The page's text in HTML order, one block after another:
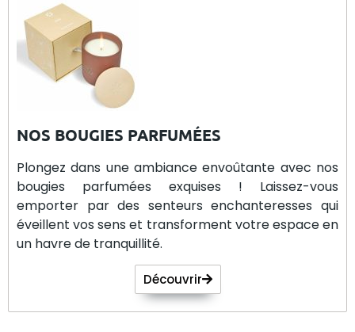
NOS BOUGIES PARFUMÉES
Plongez dans une ambiance envoûtante avec nos
bougies parfumées exquises ! Laissez-vous
emporter par des senteurs enchanteresses qui
éveillent vos sens et transforment votre espace en
un havre de tranquillité.
Découvrir